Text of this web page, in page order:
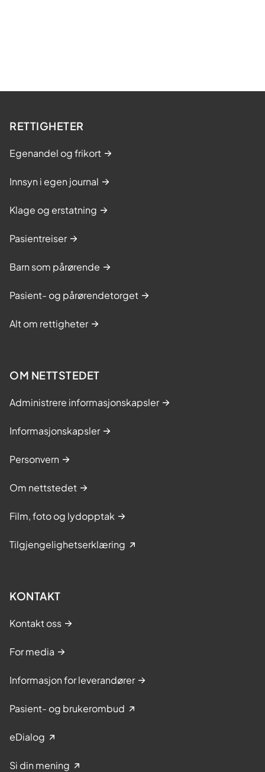
RETTIGHETER
Egenandel og frikort
Innsyn i egen journal
Klage og erstatning
Pasientreiser
Barn som pårørende
Pasient- og pårørendetorget
Alt om rettigheter
OM NETTSTEDET
Administrere informasjonskapsler
Informasjonskapsler
Personvern
Om nettstedet
Film, foto og lydopptak
Tilgjengelighetserklæring
KONTAKT
Kontakt oss
For media
Informasjon for leverandører
Pasient- og brukerombud
eDialog
Si din mening